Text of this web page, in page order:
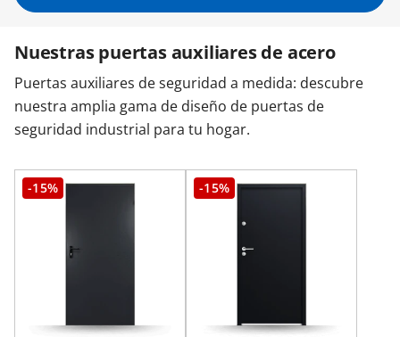
Nuestras puertas auxiliares de acero
Puertas auxiliares de seguridad a medida: descubre
nuestra amplia gama de diseño de puertas de
seguridad industrial para tu hogar.
-15% -15%